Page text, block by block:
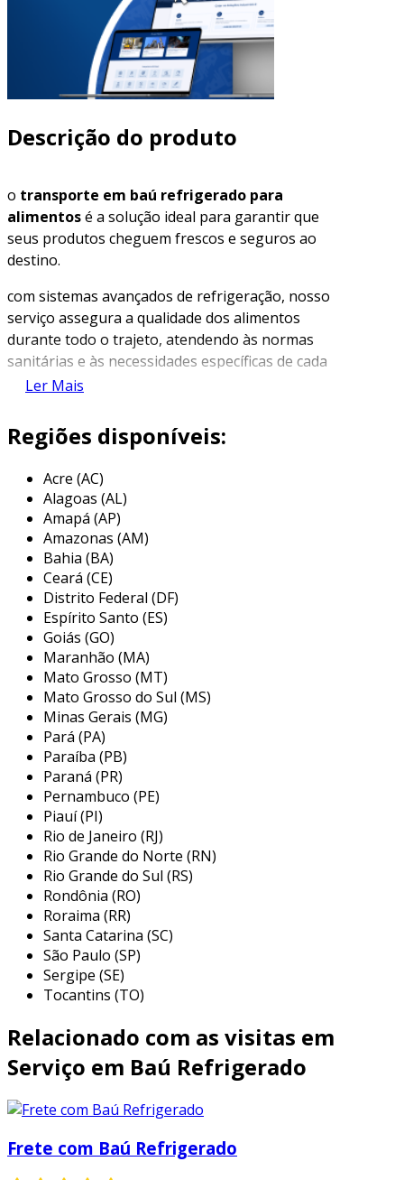
Descrição do produto
o transporte em baú refrigerado para
alimentosé a solução ideal para garantir que
seus produtos cheguem frescos e seguros ao
destino.
com sistemas avançados de refrigeração, nosso
serviço assegura a qualidade dos alimentos
durante todo o trajeto, atendendo às normas
sanitárias e às necessidades específicas de cada
cliente.
beneficiar seu negócio.
características do baú refrigerado
fabricados com os melhores materiais, nossos
baús refrigerados garantem
durabilidade excepcionais
a construção em aço inoxidável não só resiste à
corrosão, mas também suporta condições
adversas, assegurando
e, consequentemente,
totais de operação.
tecnologia de isolamento térmico
a tecnologia de isolamento térmico avançada
preserva a temperatura interna,
economizando energia
seus produtos permaneçam na temperatura
ideal durante todo o transporte.
assim, sua empresa pode esperar
mais eficientesemaior satisfação do
cliente.
vantagens do transporte refrigerado
transporte refrigerado
que as mercadorias sejam entregues em
perfeitas condições.
baús refrigerados mantêm a temperatura
dos produtos.
Ler Mais
Regiões disponíveis:
Acre (AC)
Alagoas (AL)
Amapá (AP)
Amazonas (AM)
Bahia (BA)
Ceará (CE)
Distrito Federal (DF)
Espírito Santo (ES)
Goiás (GO)
Maranhão (MA)
Mato Grosso (MT)
Mato Grosso do Sul (MS)
Minas Gerais (MG)
Pará (PA)
Paraíba (PB)
Paraná (PR)
Pernambuco (PE)
Piauí (PI)
Rio de Janeiro (RJ)
Rio Grande do Norte (RN)
Rio Grande do Sul (RS)
Rondônia (RO)
Roraima (RR)
Santa Catarina (SC)
São Paulo (SP)
Sergipe (SE)
Tocantins (TO)
Relacionado com as visitas em
Serviço em Baú Refrigerado
Frete com Baú Refrigerado